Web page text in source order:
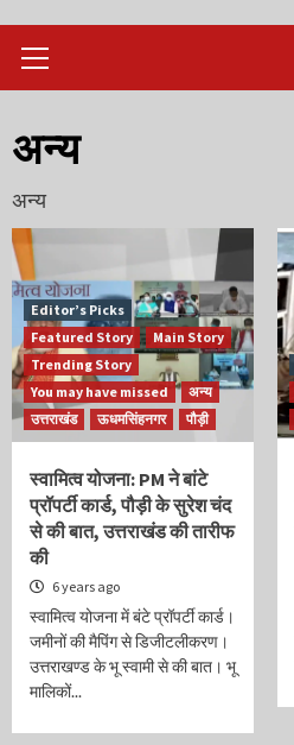
Menu
अन्य
अन्य
Editor’s Picks
Featured Story
Main Story
Trending Story
You may have missed
अन्य
उत्तराखंड
ऊधमसिंहनगर पौड़ी
स्वामित्व योजना: PM ने बांटे
प्रॉपर्टी कार्ड, पौड़ी के सुरेश चंद
से की बात, उत्तराखंड की तारीफ
की
6 years ago
स्वामित्व योजना में बंटे प्रॉपर्टी कार्ड।
जमीनों की मैपिंग से डिजीटलीकरण।
उत्तराखण्ड के भू स्वामी से की बात। भू
मालिकों...